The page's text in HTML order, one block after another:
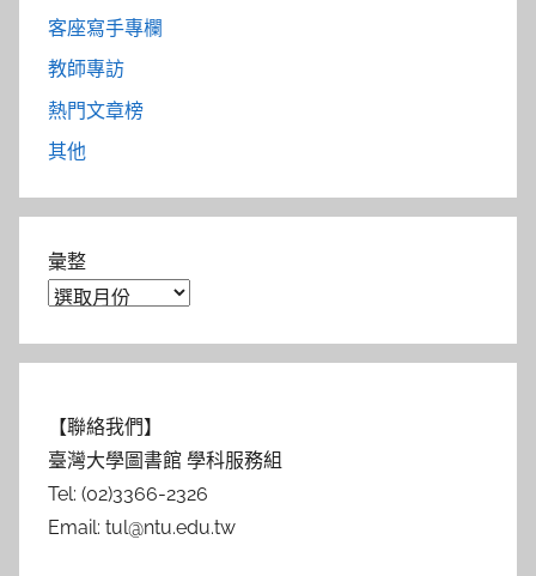
客座寫手專欄
教師專訪
熱門文章榜
其他
彙整
【聯絡我們】
臺灣大學圖書館 學科服務組
Tel: (02)3366-2326
Email: tul@ntu.edu.tw